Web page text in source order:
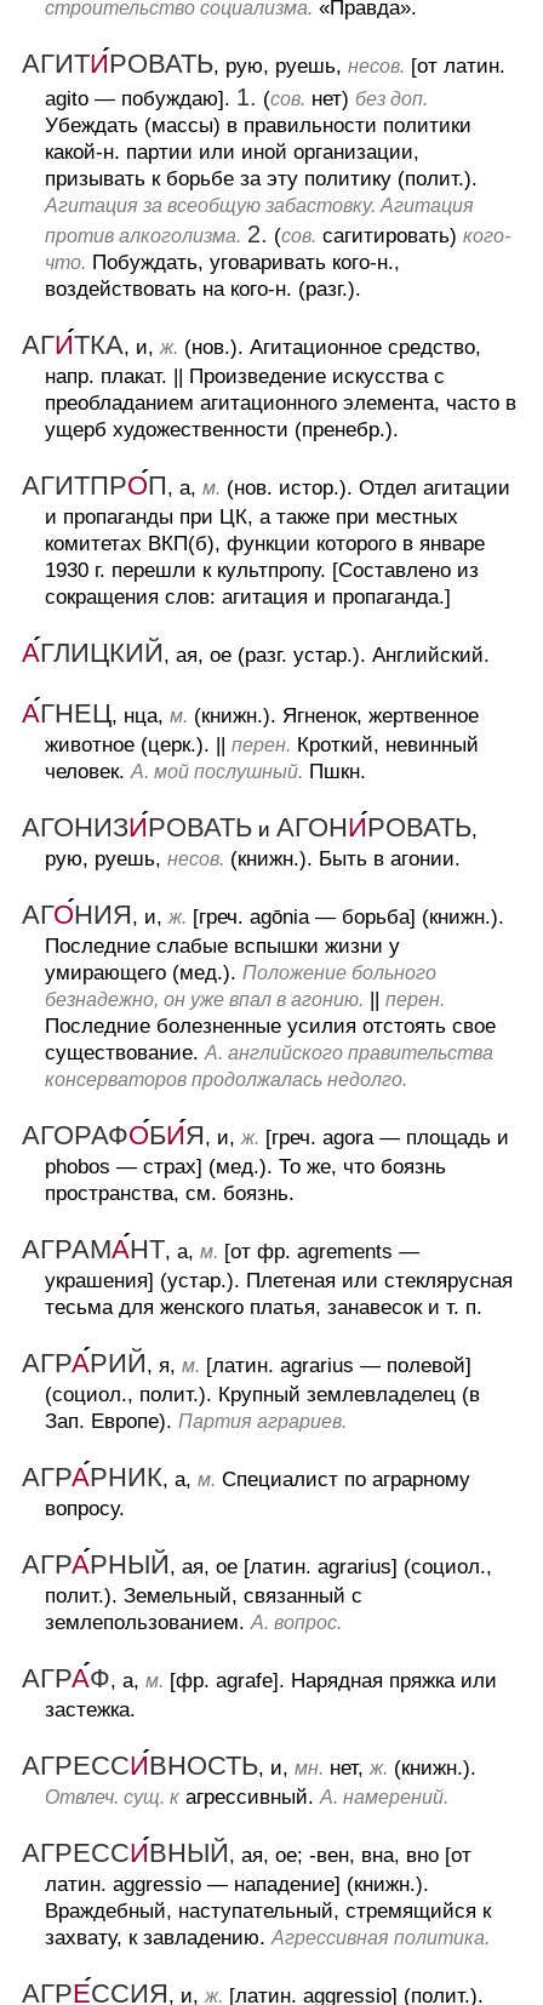
строительство социализма. «Правда».
АГИТИРОВАТЬ, рую, руешь, несов. [от латин.
agito — побуждаю]. 1. (сов. нет) без доп.
Убеждать (массы) в правильности политики
какой-н. партии или иной организации,
призывать к борьбе за эту политику (полит.).
Агитация за всеобщую забастовку. Агитация
против алкоголизма. 2. (сов. сагитировать) кого-
что. Побуждать, уговаривать кого-н.,
воздействовать на кого-н. (разг.).
АГИТКА, и,ж. (нов.). Агитационное средство,
напр. плакат.
Произведение искусства с
преобладанием агитационного элемента, часто в
ущерб художественности (пренебр.).
АГИТПРОП, а, м. (нов. истор.). Отдел агитации
и пропаганды при ЦК, а также при местных
комитетах ВКП(б), функции которого в январе
1930 г. перешли к культпропу. [Составлено из
сокращения слов: агитация и пропаганда.]
АГЛИЦКИЙ, ая, ое (разг. устар.). Английский.
АГНЕЦ, нца, м. (книжн.). Ягненок, жертвенное
животное (церк.).
перен. Кроткий, невинный
человек. А. мой послушный. Пшкн.
АГОНИЗИРОВАТЬ и АГОНИРОВАТЬ,
рую, руешь, несов. (книжн.). Быть в агонии.
АГОНИЯ, и,ж. [греч. agōnia — борьба] (книжн.).
Последние слабые вспышки жизни у
умирающего (мед.). Положение больного
безнадежно, он уже впал в агонию.
перен.
Последние болезненные усилия отстоять свое
существование. А. английского правительства
консерваторов продолжалась недолго.
АГОРАФОБИЯ, и,ж. [греч. agora — площадь и
phobos — страх] (мед.). То же, что боязнь
пространства, см. боязнь.
АГРАМАНТ, а, м. [от фр. agrements —
украшения] (устар.). Плетеная или стеклярусная
тесьма для женского платья, занавесок и т. п.
АГРАРИЙ, я, м. [латин. agrarius — полевой]
(социол., полит.). Крупный землевладелец (в
Зап. Европе). Партия аграриев.
АГРАРНИК, а, м. Специалист по аграрному
вопросу.
АГРАРНЫЙ, ая, ое [латин. agrarius] (социол.,
полит.). Земельный, связанный с
землепользованием. А. вопрос.
АГРАФ, а, м. [фр. agrafe]. Нарядная пряжка или
застежка.
АГРЕССИВНОСТЬ, и, мн. нет,ж. (книжн.).
Отвлеч. сущ. к агрессивный. А. намерений.
АГРЕССИВНЫЙ, ая, ое; -вен, вна, вно [от
латин. aggressio — нападение] (книжн.).
Враждебный, наступательный, стремящийся к
захвату, к завладению. Агрессивная политика.
АГРЕССИЯ, и,ж. [латин. aggressio] (полит.).